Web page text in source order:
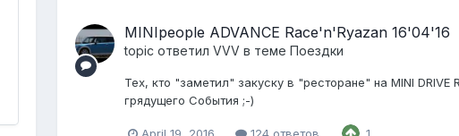
MINIpeople ADVANCE Race'n'Ryazan 16'04'16
topic ответил VVVв теме Поездки
Тех, кто "заметил" закуску в "ресторане" на MINI
грядущего События ;-)
April 19, 2016 124 ответов